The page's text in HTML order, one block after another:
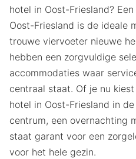
hotel in Oost-Friesland?
Oost-Friesland is de ideale
trouwe viervoeter nieuwe
hebben een zorgvuldige
accommodaties waar
centraal staat. Of je nu
hotel in Oost-Friesland in
centrum, een overnachting
staat garant voor een
voor het hele gezin.